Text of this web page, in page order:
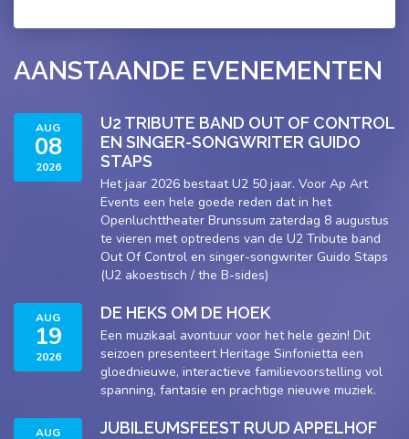
AANSTAANDE EVENEMENTEN
AUG
08
2026
U2 TRIBUTE BAND OUT OF CONTROL
EN SINGER-SONGWRITER GUIDO
STAPS
Het jaar 2026 bestaat U2 50 jaar. Voor Ap Art
Events een hele goede reden dat in het
Openluchttheater Brunssum zaterdag 8 augustus
te vieren met optredens van de U2 Tribute band
Out Of Control en singer-songwriter Guido Staps
(U2 akoestisch / the B-sides)
AUG
19
2026
DE HEKS OM DE HOEK
Een muzikaal avontuur voor het hele gezin! Dit
seizoen presenteert Heritage Sinfonietta een
gloednieuwe, interactieve familievoorstelling vol
spanning, fantasie en prachtige nieuwe muziek.
AUG JUBILEUMSFEEST RUUD APPELHOF